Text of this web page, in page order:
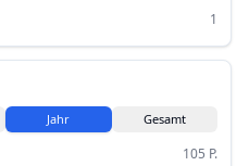
1
Jahr Gesamt
105 P.